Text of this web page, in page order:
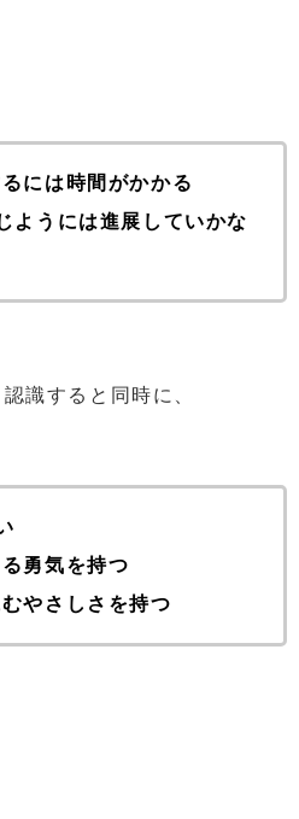
には時間がかかる
ようには進展していかな
識すると同時に、
勇気を持つ
やさしさを持つ